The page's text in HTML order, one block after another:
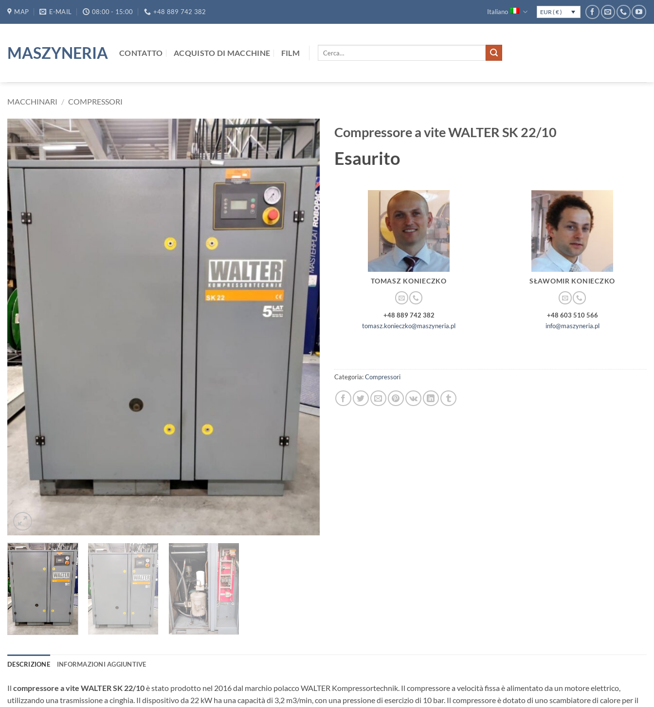
MAP E-MAIL 08:00 - 15:00 +48 889 742 382 Italiano EUR ( € )
MASZYNERIA CONTATTO ACQUISTO DI MACCHINE FILM Cerca:
MACCHINARI / COMPRESSORI
Compressore a vite WALTER SK 22/10
Esaurito
TOMASZ KONIECZKO
+48 889 742 382
tomasz.konieczko@maszyneria.pl
SŁAWOMIR KONIECZKO
+48 603 510 566
info@maszyneria.pl
Categoria:Compressori
DESCRIZIONE INFORMAZIONI AGGIUNTIVE
Il compressore a vite WALTER SK 22/10è stato prodotto nel 2016 dal marchio polacco WALTER Kompressortechnik. Il compressore a velocità fissa è alimentato da un motore elettrico,
utilizzando una trasmissione a cinghia. Il dispositivo da 22 kW ha una capacità di 3,2 m3/min, con una pressione di esercizio di 10 bar. Il compressore è dotato di uno scambiatore di calore per il